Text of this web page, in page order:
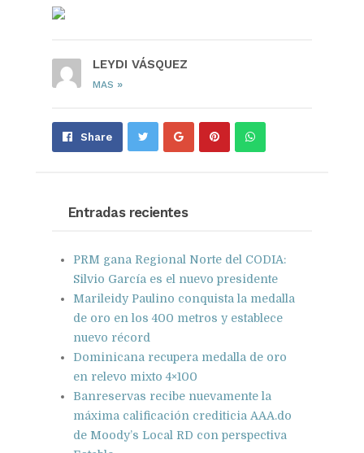
LEYDI VÁSQUEZ
MAS »
Share Share Pin Send
Entradas recientes
PRM gana Regional Norte del CODIA:
Silvio García es el nuevo presidente
Marileidy Paulino conquista la medalla
de oro en los 400 metros y establece
nuevo récord
Dominicana recupera medalla de oro
en relevo mixto 4×100
Banreservas recibe nuevamente la
máxima calificación crediticia AAA.do
de Moody’s Local RD con perspectiva